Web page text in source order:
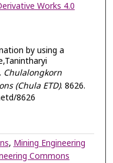
Works 4.0
by using a
Chulalongkorn
(Chula ETD). 8626.
8626
, Mining Engineering
Commons